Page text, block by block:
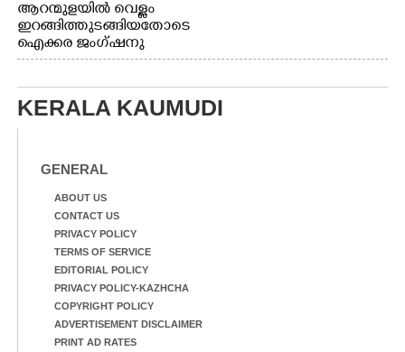
ആറന്മുളയിൽ വെള്ളം
ഇറങ്ങിത്തുടങ്ങിയതോടെ
ഐക്കര ജംഗ്ഷനു
സമീപം ആറന്മുള
സമീപം പ്രവർത്തിക്കു
ആറന്മുള തട്ടുകട കഴുകി
വൃത്തിയാക്കുന്നു.
ഇറങ്ങിപ്പോൾ
ഇന്നലെത്തെ
കാഴ്ച.രക്ഷാപ്രവർത്തന
ത്തിന് ഓച്ചിറ അഴിക്കലിൽ
KERALA KAUMUDI
GENERAL
ABOUT US
CONTACT US
PRIVACY POLICY
TERMS OF SERVICE
EDITORIAL POLICY
PRIVACY POLICY-KAZHCHA
COPYRIGHT POLICY
ADVERTISEMENT DISCLAIMER
PRINT AD RATES